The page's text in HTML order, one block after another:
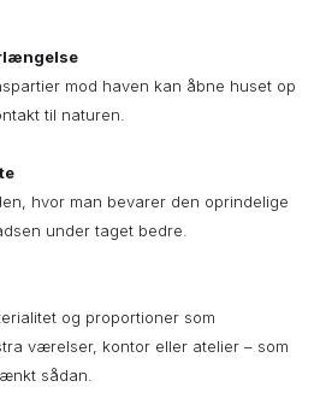
mod haven kan åbne huset op
til naturen.
hvor man bevarer den oprindelige
under taget bedre.
og proportioner som
værelser, kontor eller atelier – som
sådan.